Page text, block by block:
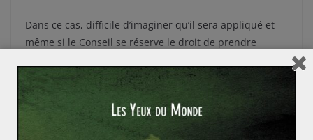
Dans ce cas, difficile d’imaginer qu’il sera appliqué et
même si le Conseil se réserve le droit de prendre
coup sûr son droit de véto. En attendant, l’ONU
continue de s’occuper des civils évacués de Homs en
février et des centaines de milliers d’autres qu’elle
tente d’organiser dans les pays voisins.